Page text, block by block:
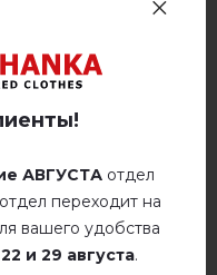
(горчичная)
АВГУСТАотдел
переходит на
вашего удобства
22 и 29 августа.